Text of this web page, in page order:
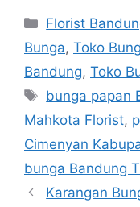
Florist
Bunga, Toko
Bandung, Toko
bunga papan
Mahkota Florist,
Cimenyan
bunga Bandung
Karangan